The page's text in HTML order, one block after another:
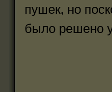
пушек, но
было решено